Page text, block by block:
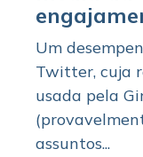
Um
Twitter, cuja
usada pela
assuntos...